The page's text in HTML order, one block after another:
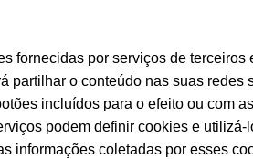
fornecidas por serviços de terceiros
o conteúdo nas suas redes
incluídos para o efeito ou com
podem definir cookies e
informações coletadas por esses